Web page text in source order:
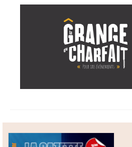
Convocations
Nos Partenaires
Boutique